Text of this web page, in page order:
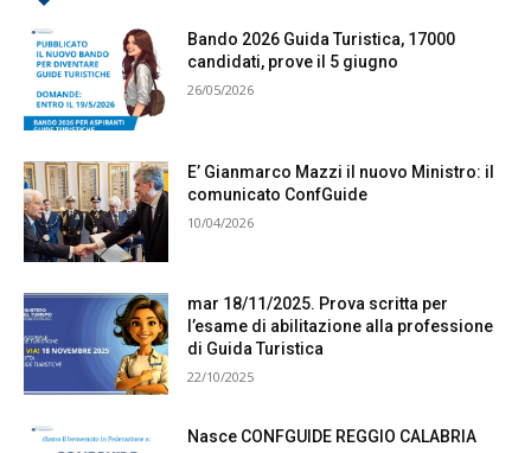
Bando 2026 Guida Turistica, 17000
candidati, prove il 5 giugno
26/05/2026
E’ Gianmarco Mazzi il nuovo Ministro: il
comunicato ConfGuide
10/04/2026
mar 18/11/2025. Prova scritta per
l’esame di abilitazione alla professione
di Guida Turistica
22/10/2025
Nasce CONFGUIDE REGGIO CALABRIA